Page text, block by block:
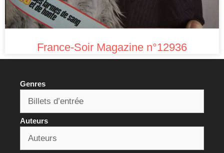
France-Soir Magazine n°12936
Genres
Auteurs